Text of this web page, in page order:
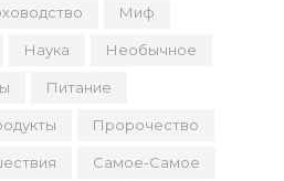
Миф
Наука Необычное
Питание
Пророчество
Самое-Самое